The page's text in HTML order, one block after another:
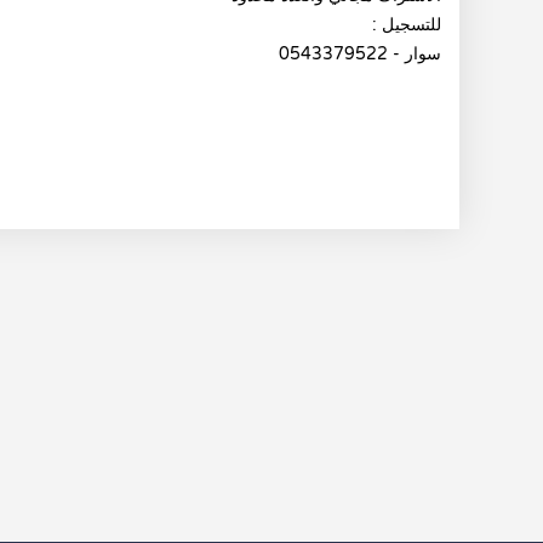
للتسجيل :
سوار - 0543379522